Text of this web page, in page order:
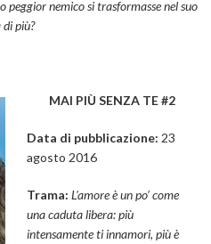
peggior nemico si trasformasse nel suo
più?
MAI PIÙ SENZA TE #2
Data di pubblicazione: 23
agosto 2016
Trama: L’amore è un po’ come
una caduta libera: più
intensamente ti innamori, più è